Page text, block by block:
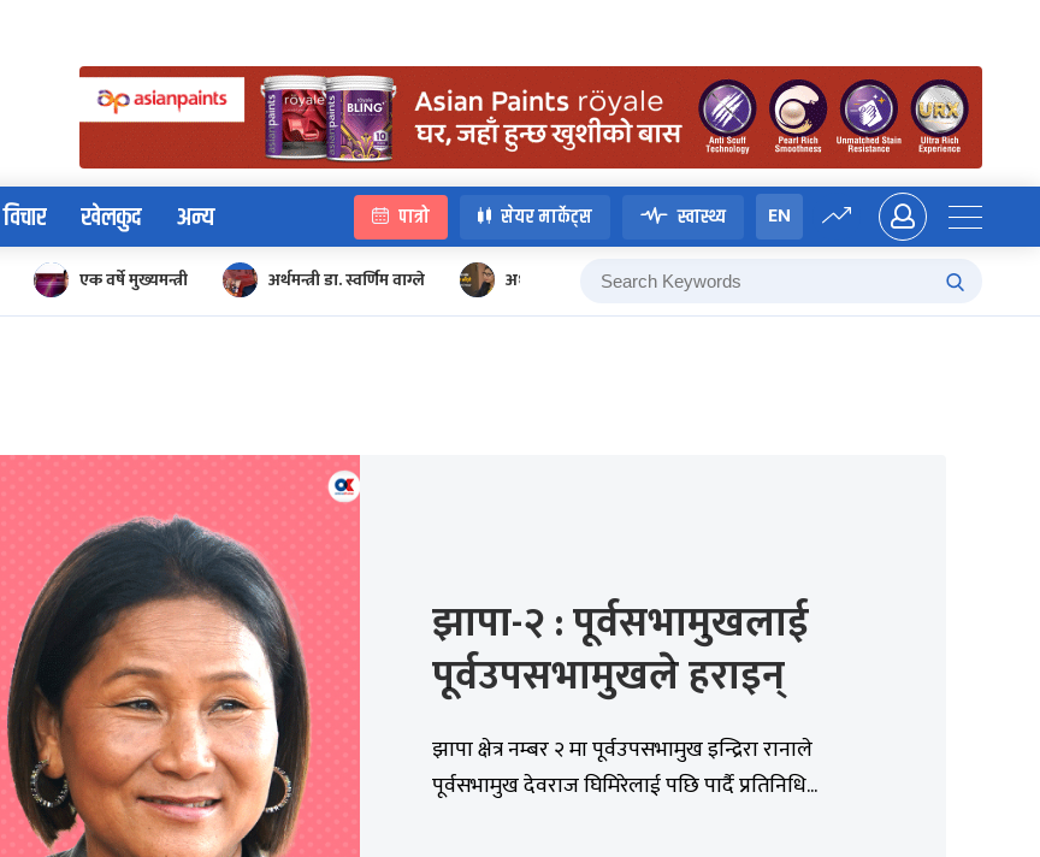
विचार खेलकुद अन्य पात्रो सेयर मार्केट्स स्वास्थ्य EN
एक वर्षे मुख्यमन्त्री अर्थमन्त्री डा. स्वर्णिम वाग्ले अध्यादेश
झापा-२ : पूर्वसभामुखलाई
पूर्वउपसभामुखले हराइन्
झापा क्षेत्र नम्बर २ मा पूर्वउपसभामुख इन्द्रिरा रानाले
पूर्वसभामुख देवराज घिमिरेलाई पछि पार्दै प्रतिनिधि...